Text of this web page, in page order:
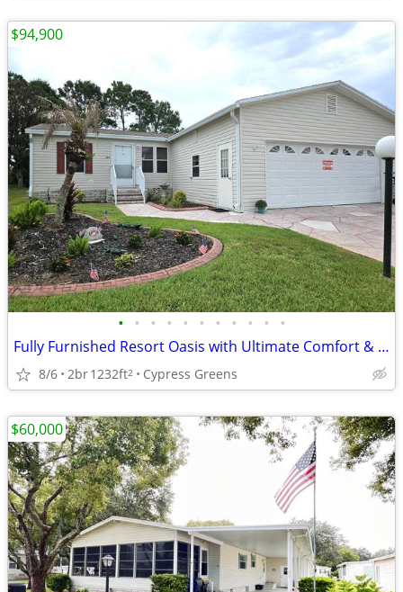
• • • • • • • • • • •
Fully Furnished Resort Oasis with Ultimate Comfort & Peace of Mind!
8/6 2br1232ft2 Cypress Greens
$94,900
$60,000